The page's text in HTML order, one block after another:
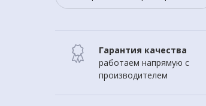
Гарантия качества
работаем напрямую с
производителем